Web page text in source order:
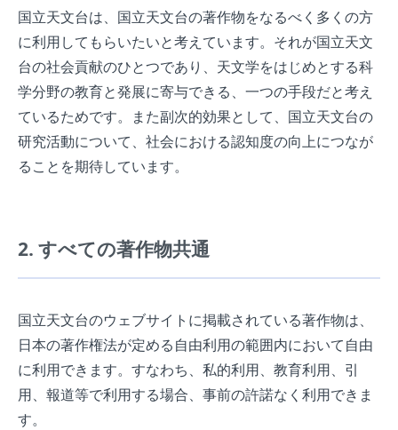
国立天文台は、国立天文台の著作物をなるべく多くの方
に利用してもらいたいと考えています。それが国立天文
台の社会貢献のひとつであり、天文学をはじめとする科
学分野の教育と発展に寄与できる、一つの手段だと考え
ているためです。また副次的効果として、国立天文台の
研究活動について、社会における認知度の向上につなが
ることを期待しています。
2. すべての著作物共通
国立天文台のウェブサイトに掲載されている著作物は、
日本の著作権法が定める自由利用の範囲内において自由
に利用できます。すなわち、私的利用、教育利用、引
用、報道等で利用する場合、事前の許諾なく利用できま
す。